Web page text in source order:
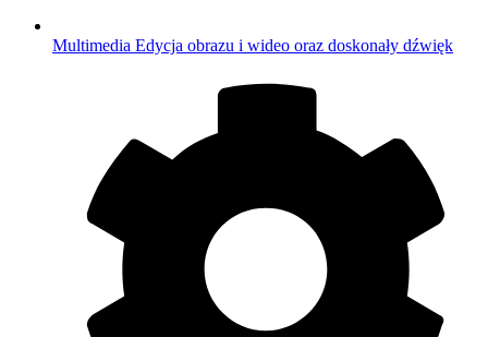
Multimedia Edycja obrazu i wideo oraz doskonały dźwięk